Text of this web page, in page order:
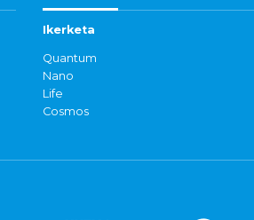
Ikerketa
Quantum
Nano
Life
Cosmos